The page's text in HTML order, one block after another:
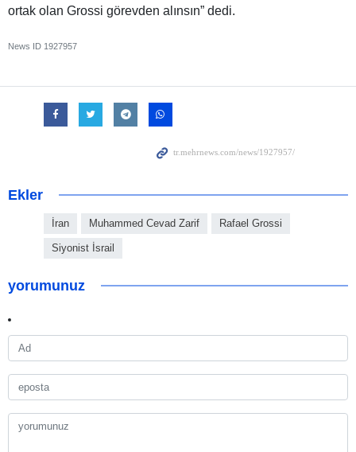
ortak olan Grossi görevden alınsın” dedi.
News ID 1927957
Ekler
İran Muhammed Cevad Zarif Rafael Grossi
Siyonist İsrail
yorumunuz